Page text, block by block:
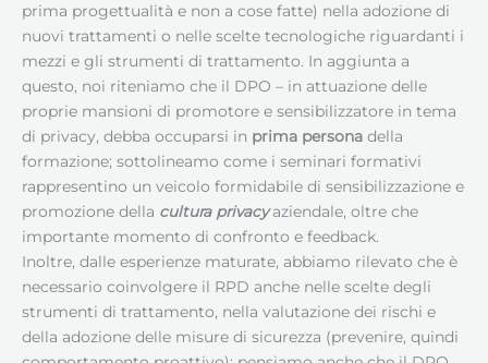
prima progettualità e non a cose fatte) nella adozione di
nuovi trattamenti o nelle scelte tecnologiche riguardanti i
mezzi e gli strumenti di trattamento. In aggiunta a
questo, noi riteniamo che il DPO – in attuazione delle
proprie mansioni di promotore e sensibilizzatore in tema
di privacy, debba occuparsi in prima persona della
formazione; sottolineamo come i seminari formativi
rappresentino un veicolo formidabile di sensibilizzazione e
promozione della cultura privacyaziendale, oltre che
importante momento di confronto e feedback.
Inoltre, dalle esperienze maturate, abbiamo rilevato che è
necessario coinvolgere il RPD anche nelle scelte degli
strumenti di trattamento, nella valutazione dei rischi e
della adozione delle misure di sicurezza (prevenire, quindi